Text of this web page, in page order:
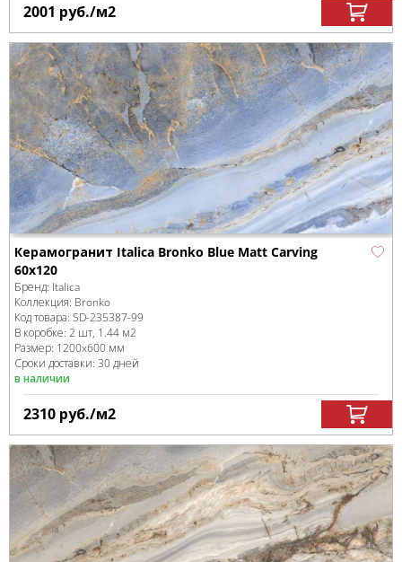
2001 руб./м2
Керамогранит Italica Bronko Blue Matt Carving
60х120
Бренд: Italica
Коллекция: Bronko
Код товара: SD-235387-99
В коробке: 2 шт, 1.44 м2
Размер: 1200x600 мм
Сроки доставки: 30 дней
в наличии
2310 руб./м2